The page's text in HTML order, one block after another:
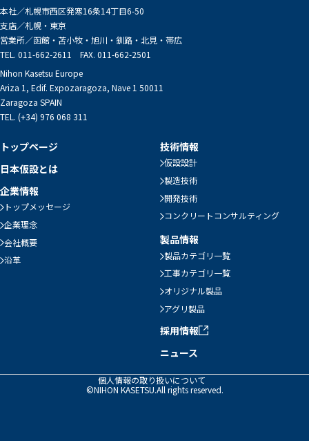
本社／札幌市西区発寒16条14丁目6-50
支店／札幌・東京
営業所／函館・苫小牧・旭川・釧路・北見・帯広
TEL. 011-662-2611 FAX. 011-662-2501
Nihon Kasetsu Europe
Ariza 1, Edif. Expozaragoza, Nave 1 50011
Zaragoza SPAIN
TEL. (+34) 976 068 311
トップページ
日本仮設とは
企業情報
トップメッセージ
企業理念
会社概要
沿革
技術情報
仮設設計
製造技術
開発技術
コンクリートコンサルティング
製品情報
製品カテゴリ一覧
工事カテゴリ一覧
オリジナル製品
アグリ製品
採用情報
ニュース
個人情報の取り扱いについて
©NIHON KASETSU.All rights reserved.